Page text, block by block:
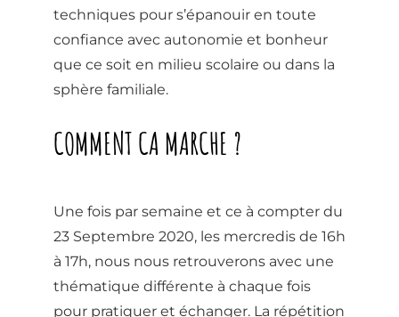
techniques pour s’épanouir en toute
confiance avec autonomie et bonheur
que ce soit en milieu scolaire ou dans la
sphère familiale.
COMMENT CA MARCHE ?
Une fois par semaine et ce à compter du
23 Septembre 2020, les mercredis de 16h
à 17h, nous nous retrouverons avec une
thématique différente à chaque fois
pour pratiquer et échanger. La répétition